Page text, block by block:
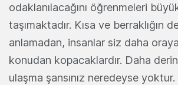
odaklanılacağını öğrenmeleri
taşımaktadır. Kısa ve berraklığın
anlamadan, insanlar siz daha
konudan kopacaklardır. Daha
ulaşma şansınız neredeyse yoktur.